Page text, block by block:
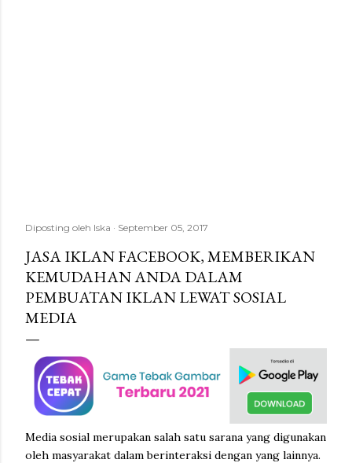
Diposting oleh Iska September 05, 2017
JASA IKLAN FACEBOOK, MEMBERIKAN
KEMUDAHAN ANDA DALAM
PEMBUATAN IKLAN LEWAT SOSIAL
MEDIA
Media sosial merupakan salah satu sarana yang digunakan
oleh masyarakat dalam berinteraksi dengan yang lainnya.